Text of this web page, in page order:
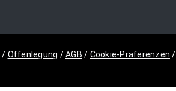
/ Offenlegung /AGB / Cookie-Präferenzen /